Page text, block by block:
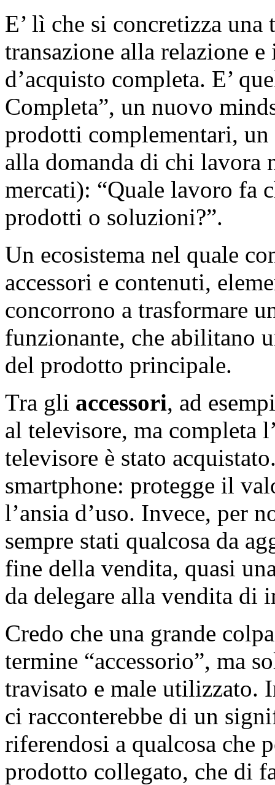
E’ lì che si concretizza
transazione alla relazione
d’acquisto completa. E’
Completa”, un nuovo
prodotti complementari,
alla domanda di chi
mercati): “Quale lavoro fa
prodotti o soluzioni?”.
Un ecosistema nel quale
accessori e contenuti,
concorrono a trasformare
funzionante, che abilitano
del prodotto principale.
Tra gli accessori, ad
al televisore, ma completa
televisore è stato
smartphone: protegge il
l’ansia d’uso. Invece, per
sempre stati qualcosa da
fine della vendita, quasi
da delegare alla vendita di
Credo che una grande
termine “accessorio”, ma
travisato e male utilizzato.
ci racconterebbe di un
riferendosi a qualcosa che
prodotto collegato, che di